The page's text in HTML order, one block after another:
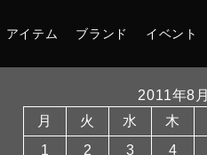
アイテム ブランド イベント
2011年8月
月
火 水 木
1
2 3 4